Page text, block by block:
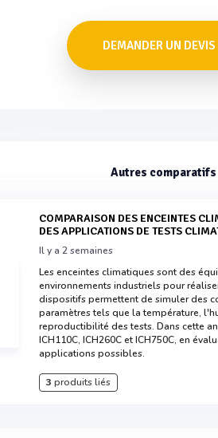
DEMANDER UN DEVIS
Autres comparatifs
COMPARAISON DES ENCEINTES CLIMATIQUES ICH110C, ICH260C ET ICH750C POUR
DES APPLICATIONS DE TESTS
Il y a 2 semaines
Les enceintes climatiques sont des
environnements industriels pour
dispositifs permettent de simuler des
paramètres tels que la température,
reproductibilité des tests. Dans cette
ICH110C, ICH260C et ICH750C, en
applications possibles.
3 produits liés